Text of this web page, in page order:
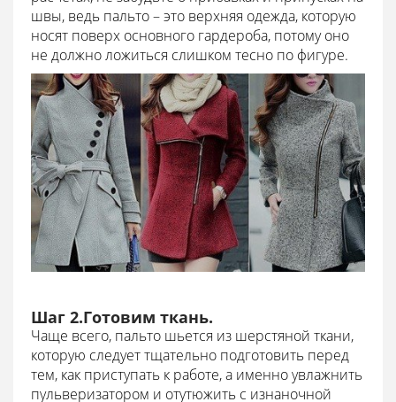
швы, ведь пальто – это верхняя одежда, которую
носят поверх основного гардероба, потому оно
не должно ложиться слишком тесно по фигуре.
Шаг 2.Готовим ткань.
Чаще всего, пальто шьется из шерстяной ткани,
которую следует тщательно подготовить перед
тем, как приступать к работе, а именно увлажнить
пульверизатором и отутюжить с изнаночной